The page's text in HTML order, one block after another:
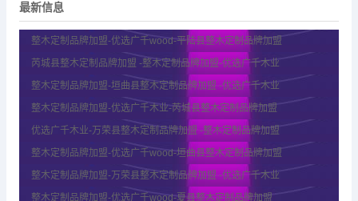
最新信息
整木定制品牌加盟-优选广千wood-平陆县整木定制品牌加盟
芮城县整木定制品牌加盟 -整木定制品牌加盟-优选广千木业
整木定制品牌加盟-垣曲县整木定制品牌加盟 -优选广千木业
整木定制品牌加盟-优选广千木业-芮城县整木定制品牌加盟
优选广千木业-万荣县整木定制品牌加盟 -整木定制品牌加盟
整木定制品牌加盟-优选广千wood-垣曲县整木定制品牌加盟
整木定制品牌加盟-万荣县整木定制品牌加盟 -优选广千木业
整木定制品牌加盟-优选广千wood-夏县整木定制品牌加盟